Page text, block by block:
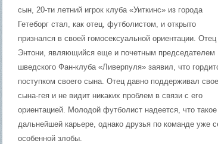
сын, 20-ти летний игрок клуба «Уиткинс» из города
Гетеборг стал, как отец, футболистом, и открыто
признался в своей гомосексуальной ориентации. Отец
Энтони, являющийся еще и почетным председателем
шведского Фан-клуба «Ливерпуля» заявил, что
поступком своего сына. Отец давно поддерживал
сына-гея и не видит никаких проблем в связи с его
ориентацией. Молодой футболист надеется, что
дальнейшей карьере, однако друзья по команде уже
особенной злобы.